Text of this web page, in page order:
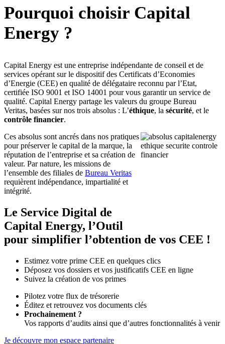
Pourquoi choisir Capital
Energy ?
Capital Energy est une entreprise indépendante de conseil et de
services opérant sur le dispositif des Certificats d’Economies
d’Energie (CEE) en qualité de délégataire reconnu par l’Etat,
certifiée ISO 9001 et ISO 14001 pour vous garantir un service de
qualité. Capital Energy partage les valeurs du groupe Bureau
Veritas, basées sur nos trois absolus : L’éthique, la sécurité, et le
contrôle financier.
Ces absolus sont ancrés dans nos pratiques
pour préserver le capital de la marque, la
réputation de l’entreprise et sa création de
valeur. Par nature, les missions de
l’ensemble des filiales de Bureau Veritas
requièrent indépendance, impartialité et
intégrité.
Le Service Digital de
Capital Energy, l’Outil
pour simplifier l’obtention de vos CEE !
Estimez votre prime CEE en quelques clics
Déposez vos dossiers et vos justificatifs CEE en ligne
Suivez la création de vos primes
Pilotez votre flux de trésorerie
Éditez et retrouvez vos documents clés
Prochainement ?
Vos rapports d’audits ainsi que d’autres fonctionnalités à venir
Je découvre mon espace partenaire